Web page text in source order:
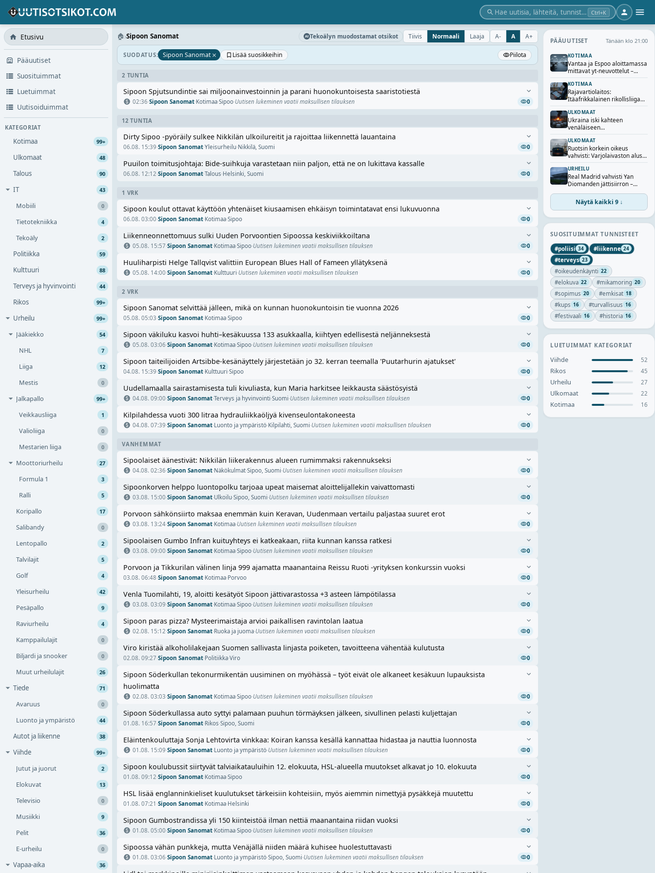
Hae uutisia, lähteitä, tunnisteita…Ctrl+K
Etusivu
Pääuutiset
Suosituimmat
Luetuimmat
Uutisoiduimmat
KATEGORIAT
Kotimaa 99+
Ulkomaat 48
Talous 90
IT 43
Mobiili 0
Tietotekniikka 4
Tekoäly 2
Politiikka 59
Kulttuuri 88
Terveys ja hyvinvointi 44
Rikos 99+
Urheilu 99+
Jääkiekko 54
NHL 7
Liiga 12
Mestis 0
Jalkapallo 99+
Veikkausliiga 1
Valioliiga 0
Mestarien liiga 0
Moottoriurheilu 27
Formula 1 3
Ralli 5
Koripallo 17
Salibandy 0
Lentopallo 2
Talvilajit 5
Golf 4
Yleisurheilu 42
Pesäpallo 9
Raviurheilu 4
Kamppailulajit 0
Biljardi ja snooker 0
Muut urheilulajit 26
Tiede 71
Avaruus 0
Luonto ja ympäristö 44
Autot ja liikenne 38
Viihde 99+
Jutut ja juorut 2
Elokuvat 13
Televisio 0
Musiikki 9
Pelit 36
E-urheilu 0
Vapaa-aika 36
PÄÄUUTISET Tänään klo 21:00
KOTIMAA
Vantaa ja Espoo aloittamassa
mittavat yt-neuvottelut –
sadoille työntekijöille uhka
irtisanomisista
KOTIMAA
Rajavartiolaitos:
Itäafrikkalainen rikollisliiga
järjesti yli 40 ihmisen
laittoman maahantulon
Suomeen
ULKOMAAT
Ukraina iski kahteen
venäläiseen
öljynjalostamoon – Zelenskyi
vahvistaa iskut
ULKOMAAT
Ruotsin korkein oikeus
vahvisti: Varjolaivaston alus
luovutetaan Ukrainalle
URHEILU
Real Madrid vahvisti Yan
Diomanden jättisiirron –
hankinta
Näytä kaikki 9 ↓
SUOSITUIMMAT TUNNISTEET
#poliisi 34 #liikenne 24
#terveys 23
#oikeudenkäynti 22
#elokuva 22 #mikamoring 20
#sopimus 20 #emkisat 18
#kups 16 #turvallisuus 16
#festivaali 16 #historia 16
LUETUIMMAT KATEGORIAT
Viihde 52
Rikos 45
Urheilu 27
Ulkomaat 22
Kotimaa 16
🏠›Sipoon Sanomat Tekoälyn muodostamat otsikot Tiivis Normaali Laaja A- A A+
SUODATUS: Sipoon Sanomat× Lisää suosikkeihin Piilota
2 TUNTIA
Sipoon Spjutsundintie sai miljoonainvestoinnin ja parani huonokuntoisesta saaristotiestä
02:36·Sipoon Sanomat·Kotimaa·Sipoo·Uutisen lukeminen vaatii maksullisen tilauksen 0
12 TUNTIA
Dirty Sipoo -pyöräily sulkee Nikkilän ulkoilureitit ja rajoittaa liikennettä lauantaina
06.08. 15:39·Sipoon Sanomat·Yleisurheilu·Nikkilä, Suomi 0
Puuilon toimitusjohtaja: Bide-suihkuja varastetaan niin paljon, että ne on lukittava kassalle
06.08. 12:12·Sipoon Sanomat·Talous·Helsinki, Suomi 0
1 VRK
Sipoon koulut ottavat käyttöön yhtenäiset kiusaamisen ehkäisyn toimintatavat ensi lukuvuonna
06.08. 03:00·Sipoon Sanomat·Kotimaa·Sipoo 0
Liikenneonnettomuus sulki Uuden Porvoontien Sipoossa keskiviikkoiltana
05.08. 15:57·Sipoon Sanomat·Kotimaa·Sipoo·Uutisen lukeminen vaatii maksullisen tilauksen 0
Huuliharpisti Helge Tallqvist valittiin European Blues Hall of Fameen yllätyksenä
05.08. 14:00·Sipoon Sanomat·Kulttuuri·Uutisen lukeminen vaatii maksullisen tilauksen 0
2 VRK
Sipoon Sanomat selvittää jälleen, mikä on kunnan huonokuntoisin tie vuonna 2026
05.08. 05:03·Sipoon Sanomat·Kotimaa·Sipoo 0
Sipoon väkiluku kasvoi huhti–kesäkuussa 133 asukkaalla, kiihtyen edellisestä neljänneksestä
05.08. 03:06·Sipoon Sanomat·Kotimaa·Sipoo·Uutisen lukeminen vaatii maksullisen tilauksen 0
Sipoon taiteilijoiden Artsibbe-kesänäyttely järjestetään jo 32. kerran teemalla 'Puutarhurin ajatukset'
04.08. 15:39·Sipoon Sanomat·Kulttuuri·Sipoo 0
Uudellamaalla sairastamisesta tuli kivuliasta, kun Maria harkitsee leikkausta säästösyistä
04.08. 09:00·Sipoon Sanomat·Terveys ja hyvinvointi·Suomi·Uutisen lukeminen vaatii maksullisen tilauksen 0
Kilpilahdessa vuoti 300 litraa hydrauliikkaöljyä kivenseulontakoneesta
04.08. 07:39·Sipoon Sanomat·Luonto ja ympäristö·Kilpilahti, Suomi·Uutisen lukeminen vaatii maksullisen tilauksen 0
VANHEMMAT
Sipoolaiset äänestivät: Nikkilän liikerakennus alueen rumimmaksi rakennukseksi
04.08. 02:36·Sipoon Sanomat·Näkökulmat·Sipoo, Suomi·Uutisen lukeminen vaatii maksullisen tilauksen 0
Sipoonkorven helppo luontopolku tarjoaa upeat maisemat aloittelijallekin vaivattomasti
03.08. 15:00·Sipoon Sanomat·Ulkoilu·Sipoo, Suomi·Uutisen lukeminen vaatii maksullisen tilauksen 0
Porvoon sähkönsiirto maksaa enemmän kuin Keravan, Uudenmaan vertailu paljastaa suuret erot
03.08. 13:24·Sipoon Sanomat·Kotimaa·Uutisen lukeminen vaatii maksullisen tilauksen 0
Sipoolaisen Gumbo Infran kuituyhteys ei katkeakaan, riita kunnan kanssa ratkesi
03.08. 09:00·Sipoon Sanomat·Kotimaa·Sipoo·Uutisen lukeminen vaatii maksullisen tilauksen 0
Porvoon ja Tikkurilan välinen linja 999 ajamatta maanantaina Reissu Ruoti -yrityksen konkurssin vuoksi
03.08. 06:48·Sipoon Sanomat·Kotimaa·Porvoo 0
Venla Tuomilahti, 19, aloitti kesätyöt Sipoon jättivarastossa +3 asteen lämpötilassa
03.08. 03:09·Sipoon Sanomat·Kotimaa·Sipoo·Uutisen lukeminen vaatii maksullisen tilauksen 0
Sipoon paras pizza? Mysteerimaistaja arvioi paikallisen ravintolan laatua
02.08. 15:12·Sipoon Sanomat·Ruoka ja juoma·Uutisen lukeminen vaatii maksullisen tilauksen 0
Viro kiristää alkoholilakejaan Suomen sallivasta linjasta poiketen, tavoitteena vähentää kulutusta
02.08. 09:27·Sipoon Sanomat·Politiikka·Viro 0
Sipoon Söderkullan tekonurmikentän uusiminen on myöhässä – työt eivät ole alkaneet kesäkuun lupauksista
huolimatta
02.08. 03:03·Sipoon Sanomat·Kotimaa·Sipoo·Uutisen lukeminen vaatii maksullisen tilauksen 0
Sipoon Söderkullassa auto syttyi palamaan puuhun törmäyksen jälkeen, sivullinen pelasti kuljettajan
01.08. 16:57·Sipoon Sanomat·Rikos·Sipoo, Suomi 0
Eläintenkouluttaja Sonja Lehtovirta vinkkaa: Koiran kanssa kesällä kannattaa hidastaa ja nauttia luonnosta
01.08. 15:09·Sipoon Sanomat·Luonto ja ympäristö·Uutisen lukeminen vaatii maksullisen tilauksen 0
Sipoon koulubussit siirtyvät talviaikatauluihin 12. elokuuta, HSL-alueella muutokset alkavat jo 10. elokuuta
01.08. 09:12·Sipoon Sanomat·Kotimaa·Sipoo 0
HSL lisää englanninkieliset kuulutukset tärkeisiin kohteisiin, myös aiemmin nimettyjä pysäkkejä muutettu
01.08. 07:21 ·Sipoon Sanomat·Kotimaa·Helsinki 0
Sipoon Gumbostrandissa yli 150 kiinteistöä ilman nettiä maanantaina riidan vuoksi
01.08. 05:00·Sipoon Sanomat·Kotimaa·Sipoo·Uutisen lukeminen vaatii maksullisen tilauksen 0
Sipoossa vähän punkkeja, mutta Venäjällä niiden määrä kuhisee huolestuttavasti
01.08. 03:06·Sipoon Sanomat·Luonto ja ympäristö·Sipoo, Suomi·Uutisen lukeminen vaatii maksullisen tilauksen 0